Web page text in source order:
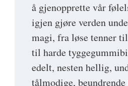
å gjenopprette vår
igjen gjøre verden
magi, fra løse tenner
til harde
edelt, nesten hellig,
tålmodige,